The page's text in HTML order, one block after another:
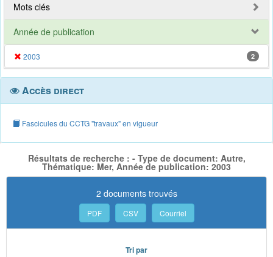
Mots clés
Année de publication
2003 2
Accès direct
Fascicules du CCTG "travaux" en vigueur
Résultats de recherche : - Type de document: Autre,
Thématique: Mer, Année de publication: 2003
2 documents trouvés
PDF CSV Courriel
Tri par